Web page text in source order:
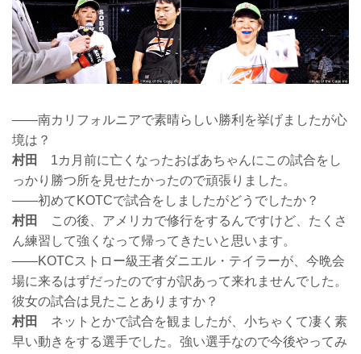
——南カリフォルニアで素晴らしい勝利を挙げましたが心
境は？
村田
1カ月前に亡くなったおばあちゃんにこの試合をし
っかり勝つ所を見せたかったので頑張りました。
——初めてKOTCで試合をしましたがどうでしたか？
村田
この後、アメリカで修行をするんですけど、たくさ
ん練習して強くなって帰ってきたいと思います。
——KOTCストロー級王者ダニエル・テイラーが、今晩会
場に来るはずだったのですが訳あって来れませんでした。
彼女の試合は見たことありますか？
村田
ネットとかで試合を観ましたが、小ちゃくて凄く素
早い動きをする選手でした。強い選手なので今後やってみ